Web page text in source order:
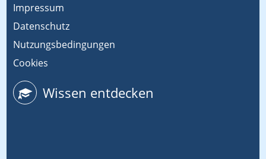
Impressum
Datenschutz
Nutzungsbedingungen
Cookies
Wissen entdecken